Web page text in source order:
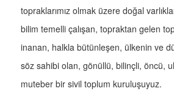
topraklarımız olmak üzere doğal
bilim temelli çalışan, topraktan gelen
inanan, halkla bütünleşen, ülkenin ve
söz sahibi olan, gönüllü, bilinçli, öncü,
muteber bir sivil toplum kuruluşuyuz.